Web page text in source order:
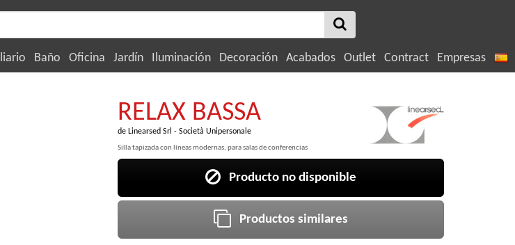
Baño Oficina Jardín Iluminación Decoración Acabados Outlet Contract Empresas
RELAX BASSA
de Linearsed Srl - Società Unipersonale
Silla tapizada con líneas modernas, para salas de conferencias
Producto no disponible
Productos similares